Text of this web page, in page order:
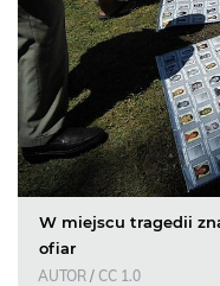
W miejscu tragedii
ofiar
AUTOR / CC 1.0